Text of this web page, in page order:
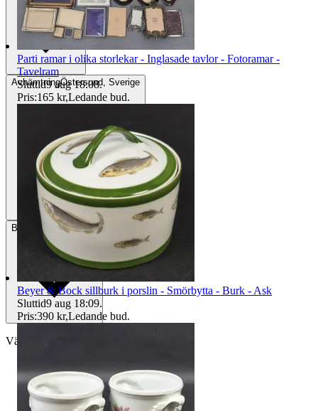
AvhämtningÖstersund, Sverige
Betalning Via Tradera
Välj till köparskydd
Parti ramar i olika storlekar - Inglasade tavlor - Fotoramar -
Tavelram
Sluttid9 aug 18:08.
Pris:165 kr,Ledande bud.
Beyer & Bock sillburk i porslin - Smörbytta - Burk - Ask
Sluttid9 aug 18:09.
Pris:390 kr,Ledande bud.